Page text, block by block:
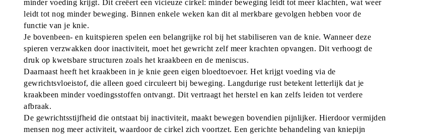
minder voeding krijgt. Dit creëert een vicieuze cirkel: minder beweging leidt tot meer klachten, wat weer
leidt tot nog minder beweging. Binnen enkele weken kan dit al merkbare gevolgen hebben voor de
functie van je knie.
Je bovenbeen- en kuitspieren spelen een belangrijke rol bij het stabiliseren van de knie. Wanneer deze
spieren verzwakken door inactiviteit, moet het gewricht zelf meer krachten opvangen. Dit verhoogt de
druk op kwetsbare structuren zoals het kraakbeen en de meniscus.
Daarnaast heeft het kraakbeen in je knie geen eigen bloedtoevoer. Het krijgt voeding via de
gewrichtsvloeistof, die alleen goed circuleert bij beweging. Langdurige rust betekent letterlijk dat je
kraakbeen minder voedingsstoffen ontvangt. Dit vertraagt het herstel en kan zelfs leiden tot verdere
afbraak.
De gewrichtsstijfheid die ontstaat bij inactiviteit, maakt bewegen bovendien pijnlijker. Hierdoor vermijden
mensen nog meer activiteit, waardoor de cirkel zich voortzet. Een gerichte behandeling van kniepijn